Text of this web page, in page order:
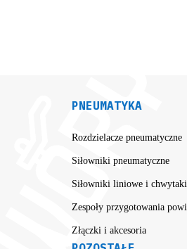
PNEUMATYKA
Rozdzielacze pneumatyczne
Siłowniki pneumatyczne
Siłowniki liniowe i chwytaki
Zespoły przygotowania
Złączki i akcesoria